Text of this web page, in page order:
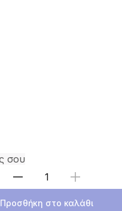
Επιλέξτε ποσότητα
Προσθήκη στο καλάθι